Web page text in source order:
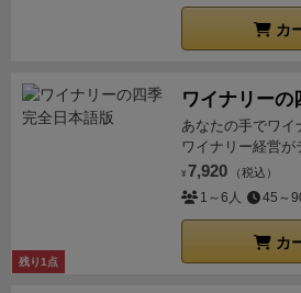
い！」という場合もあるか
は3枚の手札を捨てる事で任
で使いどころが悩ましい。ま
れぞれ効果が設定されてお
り，臨時で給油できたり，2
たり，即機体を改良できる
こうしたゲートの各効果に
乗ゲートの固有効果はどれ
収入フェイズ
となり、考えどころが多い
ズ： 変則のダイスドラフト
乗ゲートには乗客ダイスが
ています。それぞれのゲー
うことが出来るので、その
イスの色を参考にゲートを
を自分の水上機カードの上
イントを稼げる、1週間でよ
方がボーナスがつくなど、
め、細かなルールは取説な
戦は他の相手よりお金を稼
アアタックで稼いだ金額と
決まります。対人戦は2人プ
行動を封じることもかなり
の最初に搭乗口を選ぶので
ほどボーナスも低く、後手
カ
残り1点
ワイナリーの
あなたの手でワイ
ワイナリー経営が
¥ 7,920 （税込）
1～6人 45～
カ